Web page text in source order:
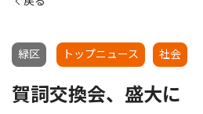
緑区 トップニュース 社会
賀詞交換会、盛大に